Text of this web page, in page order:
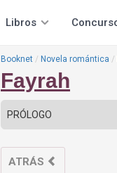
Libros
Booknet Novela romántica
Fayrah
ATRÁS